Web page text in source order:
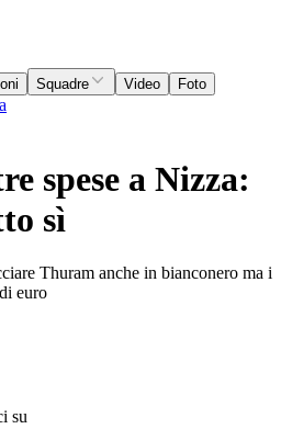
Squadre Video Foto
spese a Nizza:
sì
Thuram anche in bianconero ma i
euro
su